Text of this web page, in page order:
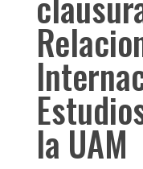
la UAM